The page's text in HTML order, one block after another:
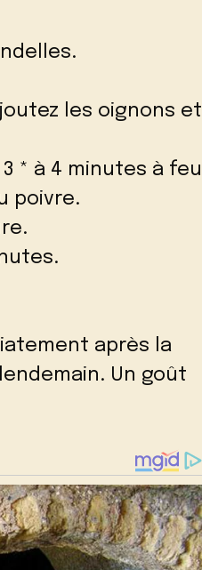
les oignons et
* à 4 minutes à feu
poivre.
après la
Un goût